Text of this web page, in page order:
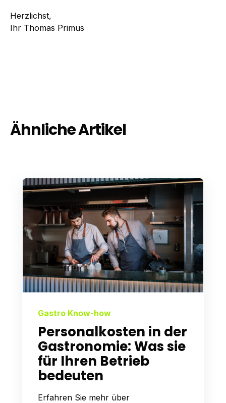
Herzlichst,
Ihr Thomas Primus
Ähnliche Artikel
Gastro Know-how
Personalkosten in der
Gastronomie: Was sie
für Ihren Betrieb
bedeuten
Erfahren Sie mehr über